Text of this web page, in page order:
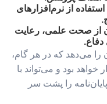
استفاده از نرم‌افزارهای
از صحت علمی، رعایت
را می‌دهد که در هر گام،
بود و می‌تواند با
را پشت سر